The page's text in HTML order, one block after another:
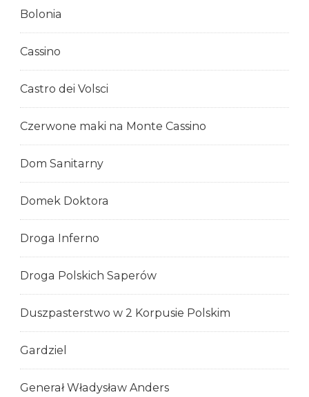
Bolonia
Cassino
Castro dei Volsci
Czerwone maki na Monte Cassino
Dom Sanitarny
Domek Doktora
Droga Inferno
Droga Polskich Saperów
Duszpasterstwo w 2 Korpusie Polskim
Gardziel
Generał Władysław Anders